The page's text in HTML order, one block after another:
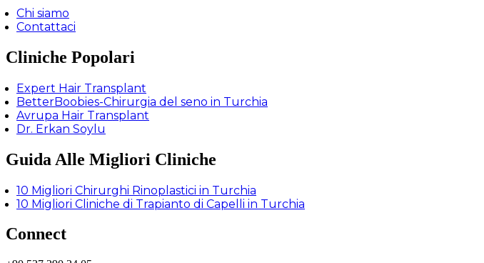
Chi siamo
Contattaci
Cliniche Popolari
Expert Hair Transplant
BetterBoobies-Chirurgia del seno in Turchia
Avrupa Hair Transplant
Dr. Erkan Soylu
Guida Alle Migliori Cliniche
10 Migliori Chirurghi Rinoplastici in Turchia
10 Migliori Cliniche di Trapianto di Capelli in Turchia
Connect